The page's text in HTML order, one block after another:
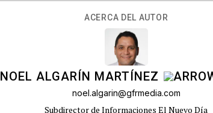
ACERCA DEL AUTOR
NOEL ALGARÍN MARTÍNEZ
noel.algarin@gfrmedia.com
Subdirector de Informaciones El Nuevo Día